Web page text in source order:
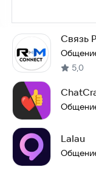
Связь
5,0
Lalau